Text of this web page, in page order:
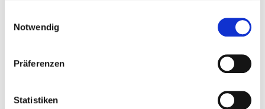
Notwendig
Präferenzen
Statistiken
Besucher-Tracking
Online-Marketingstrategie für Autohändler